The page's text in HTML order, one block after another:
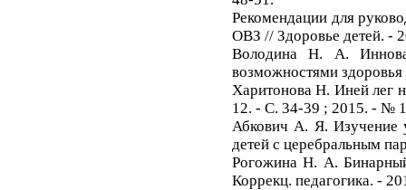
Рекомендации для
ОВЗ // Здоровье детей. -
Володина Н. А.
возможностями
Харитонова Н. Иней лег
12. - С. 34-39 ; 2015. - №
Абкович А. Я. Изучение
детей с церебральным
Рогожина Н. А.
Коррекц. педагогика. -